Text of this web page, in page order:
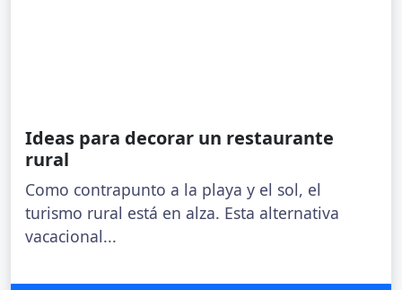
Ideas para decorar un restaurante
rural
Como contrapunto a la playa y el sol, el
turismo rural está en alza. Esta alternativa
vacacional...